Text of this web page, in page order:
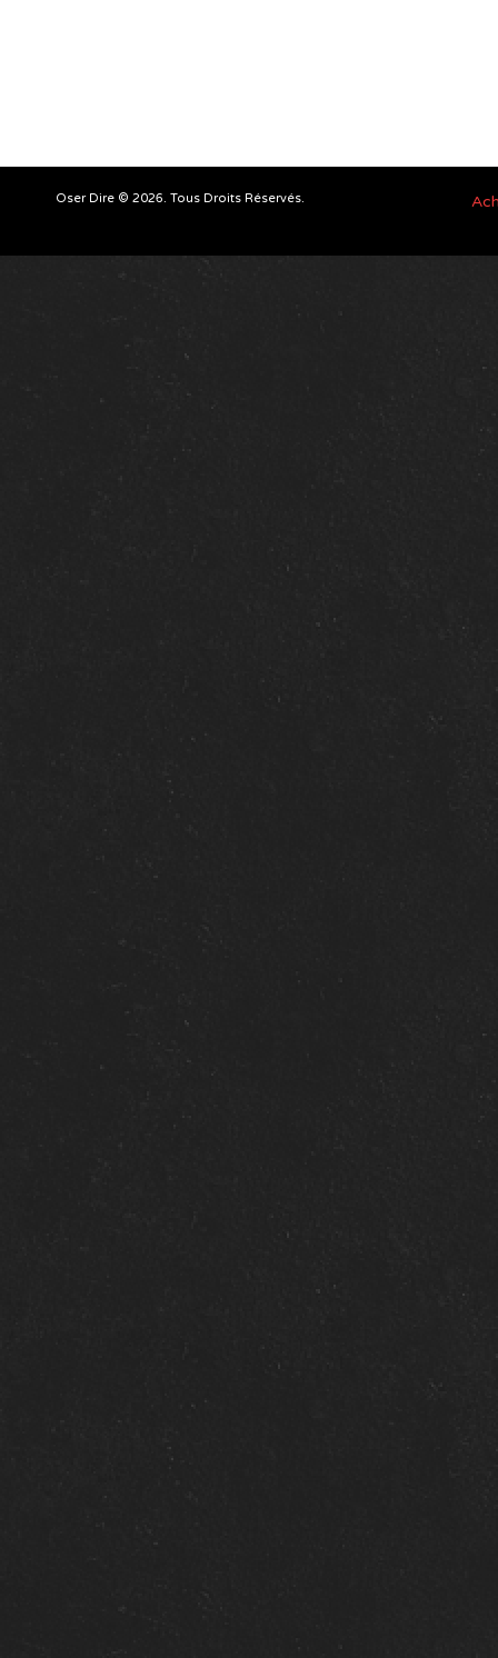
Oser Dire © 2026. Tous Droits Réservés.